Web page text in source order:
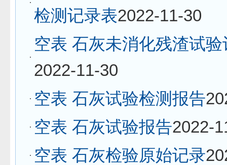
检测记录表2022-11-30
空表 石灰未消化残渣试
2022-11-30
空表 石灰试验检测报告
空表 石灰试验报告2022-
空表 石灰检验原始记录